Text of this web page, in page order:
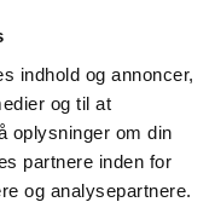
indhold og annoncer,
og til at
oplysninger om din
partnere inden for
og analysepartnere.
op og ned? Gennem
en markant udvikling.